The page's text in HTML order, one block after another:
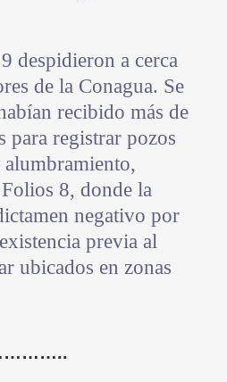
despidieron a cerca
de la Conagua. Se
recibido más de
para registrar pozos
alumbramiento,
8, donde la
negativo por
previa al
ubicados en zonas